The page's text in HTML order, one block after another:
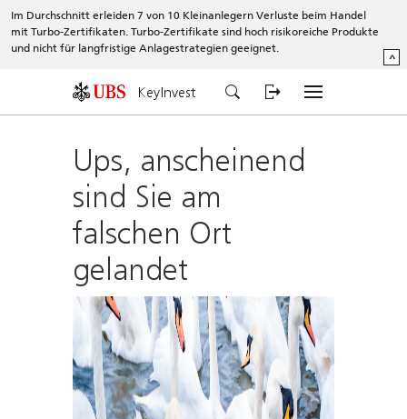
Im Durchschnitt erleiden 7 von 10 Kleinanlegern Verluste beim Handel
mit Turbo-Zertifikaten. Turbo-Zertifikate sind hoch risikoreiche Produkte
und nicht für langfristige Anlagestrategien geeignet.
^
KeyInvest
Ups, anscheinend
sind Sie am
falschen Ort
gelandet